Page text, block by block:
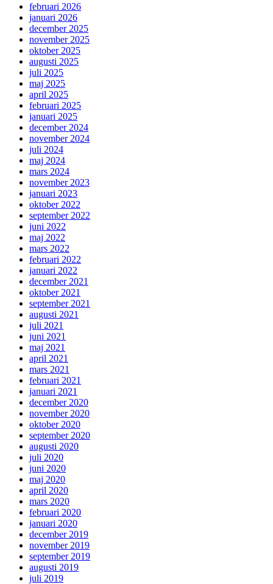
februari 2026
januari 2026
december 2025
november 2025
oktober 2025
augusti 2025
juli 2025
maj 2025
april 2025
februari 2025
januari 2025
december 2024
november 2024
juli 2024
maj 2024
mars 2024
november 2023
januari 2023
oktober 2022
september 2022
juni 2022
maj 2022
mars 2022
februari 2022
januari 2022
december 2021
oktober 2021
september 2021
augusti 2021
juli 2021
juni 2021
maj 2021
april 2021
mars 2021
februari 2021
januari 2021
december 2020
november 2020
oktober 2020
september 2020
augusti 2020
juli 2020
juni 2020
maj 2020
april 2020
mars 2020
februari 2020
januari 2020
december 2019
november 2019
september 2019
augusti 2019
juli 2019